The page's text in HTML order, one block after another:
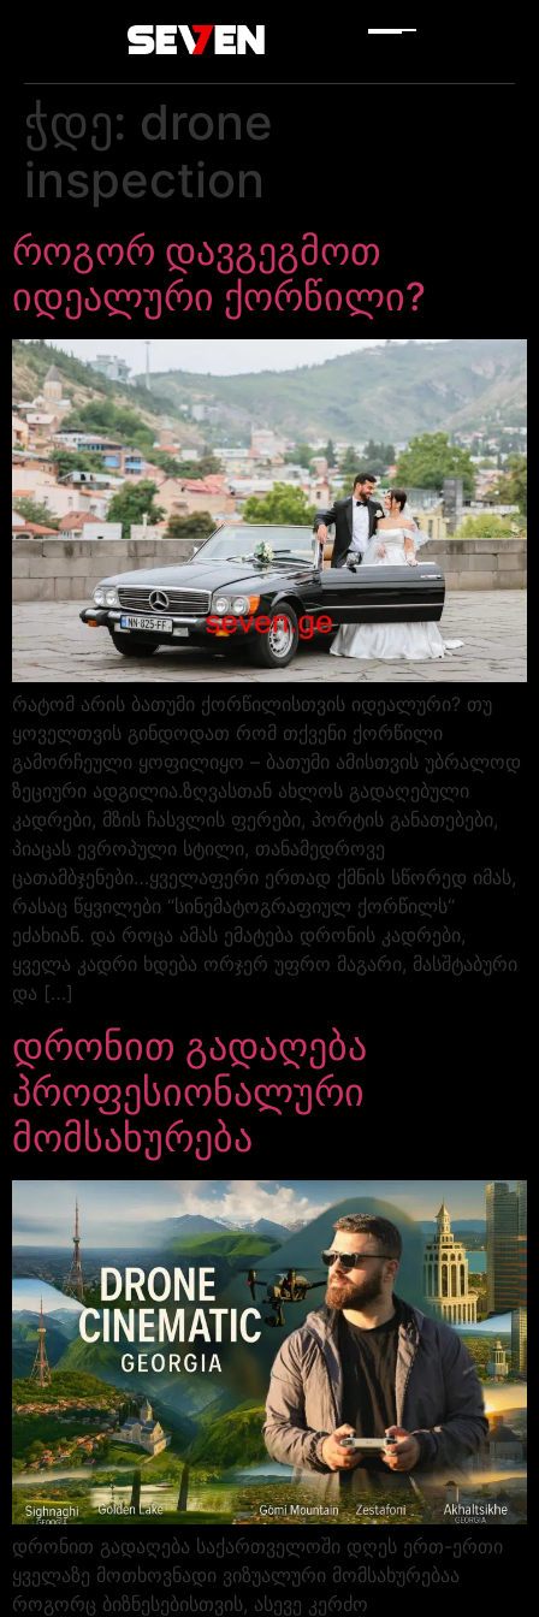
ჭდე: drone
inspection
როგორ დავგეგმოთ
იდეალური ქორწილი?
რატომ არის ბათუმი ქორწილისთვის იდეალური? თუ
ყოველთვის გინდოდათ რომ თქვენი ქორწილი
გამორჩეული ყოფილიყო – ბათუმი ამისთვის უბრალოდ
ზეციური ადგილია.ზღვასთან ახლოს გადაღებული
კადრები, მზის ჩასვლის ფერები, პორტის განათებები,
პიაცას ევროპული სტილი, თანამედროვე
ცათამბჯენები…ყველაფერი ერთად ქმნის სწორედ იმას,
რასაც წყვილები “სინემატოგრაფიულ ქორწილს“
ეძახიან. და როცა ამას ემატება დრონის კადრები,
ყველა კადრი ხდება ორჯერ უფრო მაგარი, მასშტაბური
და […]
დრონით გადაღება
პროფესიონალური
მომსახურება
დრონით გადაღება საქართველოში დღეს ერთ-ერთი
ყველაზე მოთხოვნადი ვიზუალური მომსახურებაა
როგორც ბიზნესებისთვის, ასევე კერძო